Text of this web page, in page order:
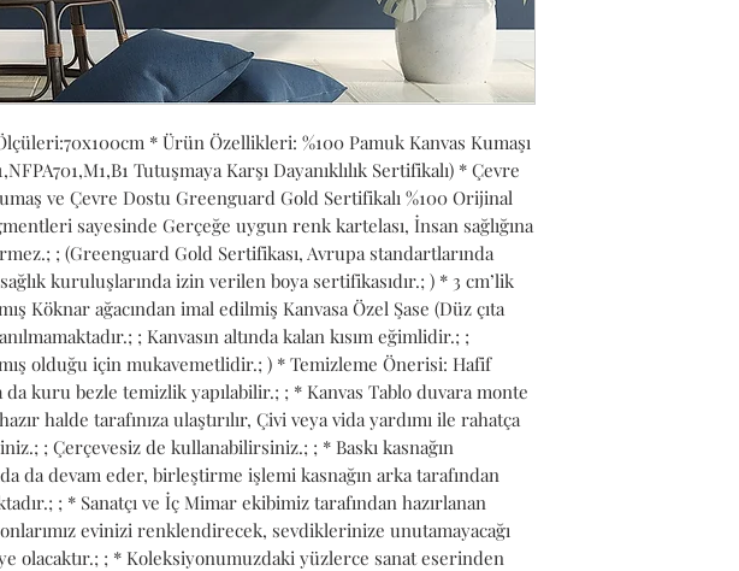
* Ürün Özellikleri: %100 Pamuk Kanvas Kumaşı
Tutuşmaya Karşı Dayanıklılık Sertifikalı) * Çevre
ve Çevre Dostu Greenguard Gold Sertifikalı %100 Orijinal
sayesinde Gerçeğe uygun renk kartelası, İnsan sağlığına
; (Greenguard Gold Sertifikası, Avrupa standartlarında
kuruluşlarında izin verilen boya sertifikasıdır.; ) * 3 cm’lik
Köknar ağacından imal edilmiş Kanvasa Özel Şase (Düz çıta
; Kanvasın altında kalan kısım eğimlidir.; ;
olduğu için mukavemetlidir.; ) * Temizleme Önerisi: Hafif
da kuru bezle temizlik yapılabilir.; ; * Kanvas Tablo duvara monte
halde tarafınıza ulaştırılır, Çivi veya vida yardımı ile rahatça
; Çerçevesiz de kullanabilirsiniz.; ; * Baskı kasnağın
da devam eder, birleştirme işlemi kasnağın arka tarafından
; * Sanatçı ve İç Mimar ekibimiz tarafından hazırlanan
evinizi renklendirecek, sevdiklerinize unutamayacağı
olacaktır.; ; * Koleksiyonumuzdaki yüzlerce sanat eserinden